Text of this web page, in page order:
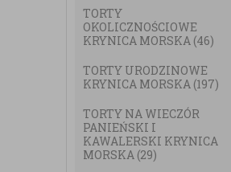
TORTY
OKOLICZNOŚCIOWE
KRYNICA MORSKA (46)
TORTY URODZINOWE
KRYNICA MORSKA (197)
TORTY NA WIECZÓR
PANIEŃSKI I
KAWALERSKI KRYNICA
MORSKA (29)